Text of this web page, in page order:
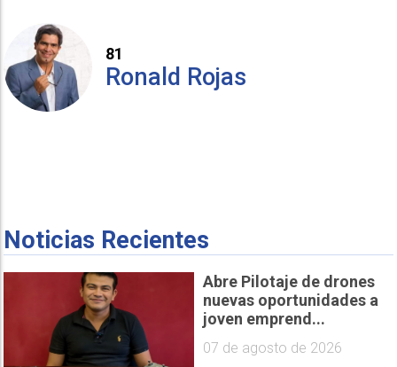
81
Ronald Rojas
Noticias Recientes
Abre Pilotaje de drones
nuevas oportunidades a
joven emprend...
07 de agosto de 2026